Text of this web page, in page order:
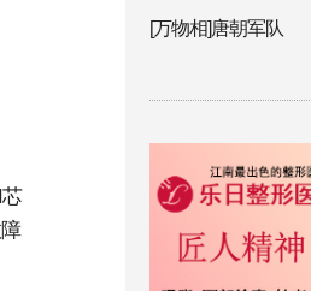
[万物相]唐朝军队